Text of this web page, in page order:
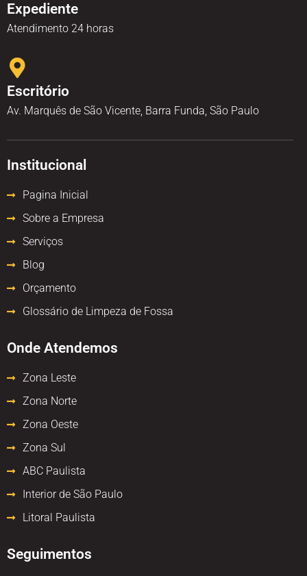
Expediente
Atendimento 24 horas
Escritório
Av. Marquês de São Vicente, Barra Funda, São Paulo
Institucional
Pagina Inicial
Sobre a Empresa
Serviços
Blog
Orçamento
Glossário de Limpeza de Fossa
Onde Atendemos
Zona Leste
Zona Norte
Zona Oeste
Zona Sul
ABC Paulista
Interior de São Paulo
Litoral Paulista
Seguimentos